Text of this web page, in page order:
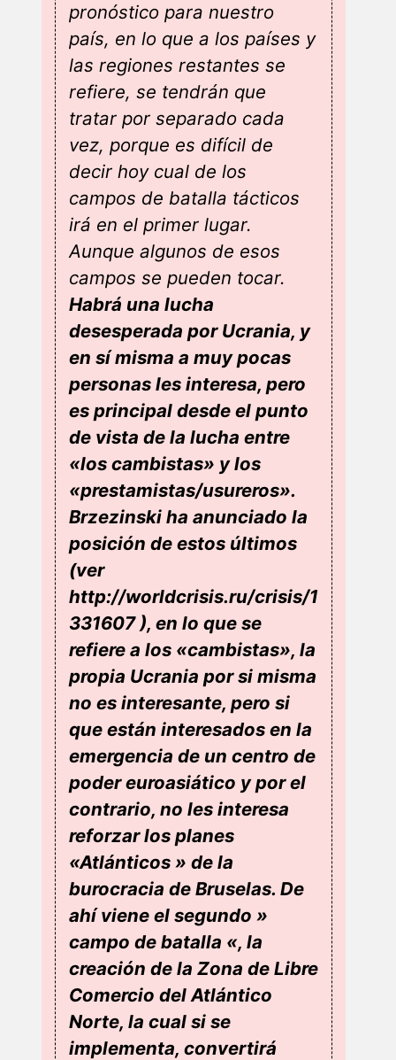
pronóstico para nuestro
país, en lo que a los países y
las regiones restantes se
refiere, se tendrán que
tratar por separado cada
vez, porque es difícil de
decir hoy cual de los
campos de batalla tácticos
irá en el primer lugar.
Aunque algunos de esos
campos se pueden tocar.
Habrá una lucha
desesperada por Ucrania, y
en sí misma a muy pocas
personas les interesa, pero
es principal desde el punto
de vista de la lucha entre
«los cambistas» y los
«prestamistas/usureros».
Brzezinski ha anunciado la
posición de estos últimos
(ver
http://worldcrisis.ru/crisis/1
331607 ), en lo que se
refiere a los «cambistas», la
propia Ucrania por si misma
no es interesante, pero si
que están interesados en la
emergencia de un centro de
poder euroasiático y por el
contrario, no les interesa
reforzar los planes
«Atlánticos » de la
burocracia de Bruselas. De
ahí viene el segundo »
campo de batalla «, la
creación de la Zona de Libre
Comercio del Atlántico
Norte, la cual si se
implementa, convertirá